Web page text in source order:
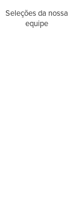
Seleções da nossa
equipe